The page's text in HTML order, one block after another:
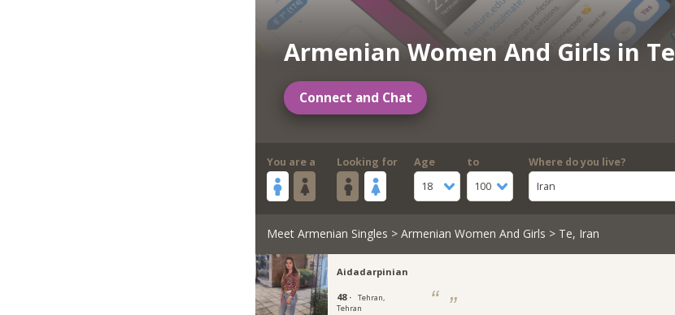
Armenian Women And Girls in Te
Connect and Chat
You are a Looking for
Age
18
to
100
Where do you live?
Iran
Meet Armenian Singles > Armenian Women And Girls > Te, Iran
Aidadarpinian
48 ·
Tehran,
Tehran